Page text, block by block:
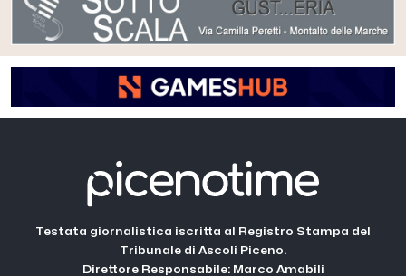
Testata giornalistica iscritta al Registro Stampa del
Tribunale di Ascoli Piceno.
Direttore Responsabile: Marco Amabili